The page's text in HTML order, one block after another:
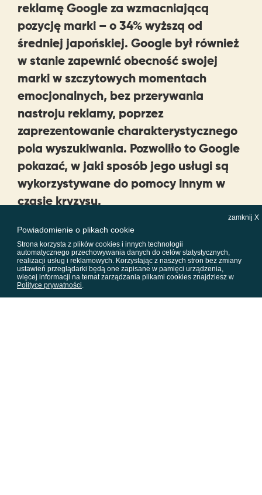
reklamę Google za wzmacniającą
pozycję marki – o 34% wyższą od
średniej japońskiej. Google był również
w stanie zapewnić obecność swojej
marki w szczytowych momentach
emocjonalnych, bez przerywania
nastroju reklamy, poprzez
zaprezentowanie charakterystycznego
pola wyszukiwania. Pozwoliło to Google
pokazać, w jaki sposób jego usługi są
wykorzystywane do pomocy innym w
czasie kryzysu.
zamknij X
Powiadomienie o plikach cookie
Strona korzysta z plików cookies i innych technologii
automatycznego przechowywania danych do celów statystycznych,
realizacji usług i reklamowych. Korzystając z naszych stron bez zmiany
ustawień przeglądarki będą one zapisane w pamięci urządzenia,
więcej informacji na temat zarządzania plikami cookies znajdziesz w
Polityce prywatności.